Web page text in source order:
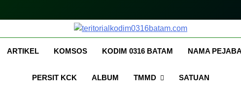
ARTIKEL KOMSOS KODIM 0316 BATAM NAMA
PERSIT KCK ALBUM TMMD SATUAN